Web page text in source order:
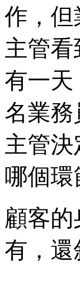
作，但
主管
有一天
名業
主管
哪個環
顧客
有，還